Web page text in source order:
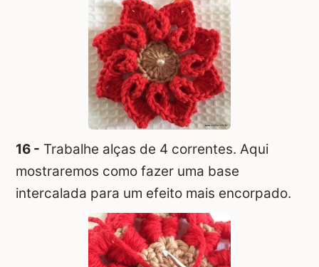
16 - Trabalhe alças de 4 correntes. Aqui
mostraremos como fazer uma base
intercalada para um efeito mais encorpado.